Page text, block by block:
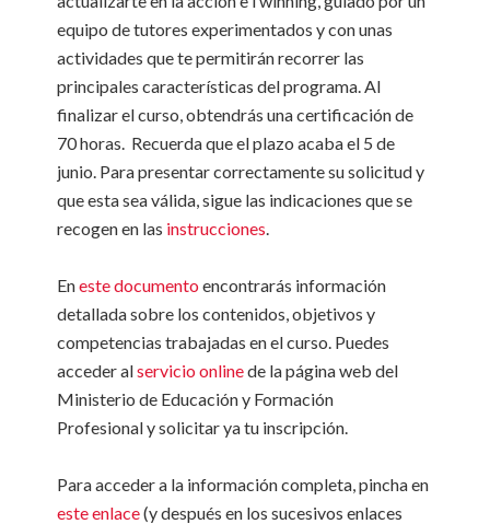
equipo de tutores experimentados y con unas
actividades que te permitirán recorrer las
principales características del programa. Al
finalizar el curso, obtendrás una certificación de
70 horas. Recuerda que el plazo acaba el 5 de
junio. Para presentar correctamente su solicitud y
que esta sea válida, sigue las indicaciones que se
recogen en las instrucciones.
Eneste documento encontrarás información
detallada sobre los contenidos, objetivos y
competencias trabajadas en el curso. Puedes
acceder alservicio onlinede la página web del
Ministerio de Educación y Formación
Profesional y solicitar ya tu inscripción.
Para acceder a la información completa, pincha en
este enlace(y después en los sucesivos enlaces